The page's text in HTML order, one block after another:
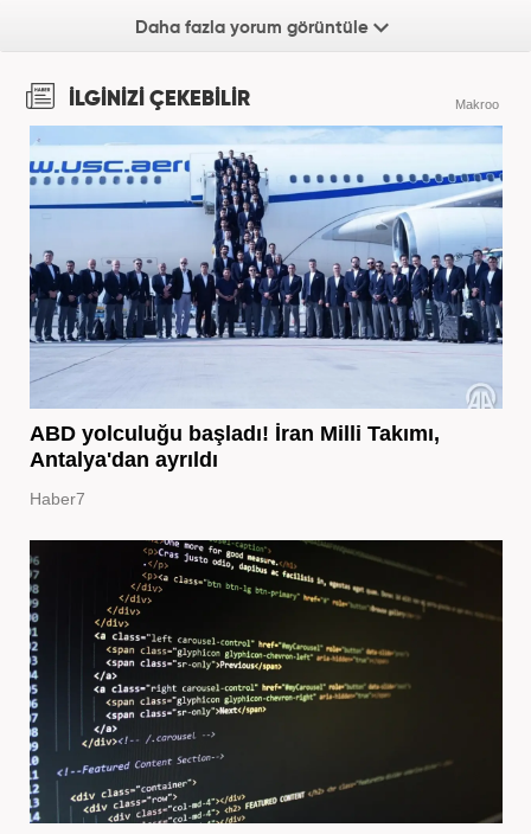
Daha fazla yorum görüntüle
İLGİNİZİ ÇEKEBİLİR Makroo
ABD yolculuğu başladı! İran Milli Takımı,
Antalya'dan ayrıldı
Haber7